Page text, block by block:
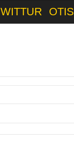
WITTUR OTIS